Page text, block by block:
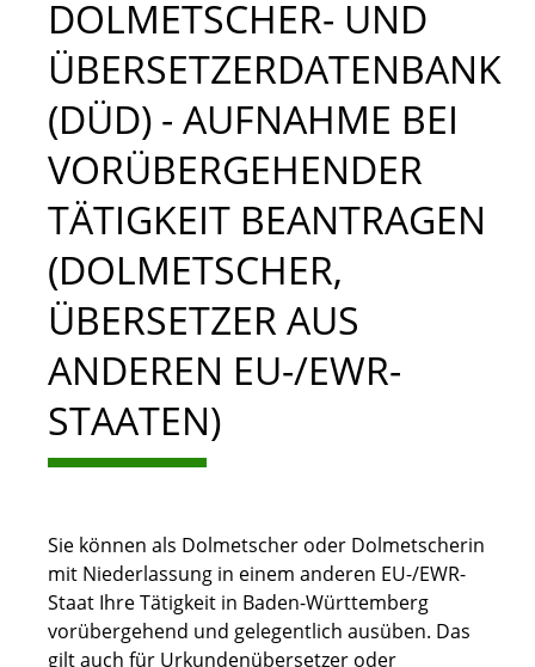
DOLMETSCHER- UND
ÜBERSETZERDATENBANK
(DÜD) - AUFNAHME BEI
VORÜBERGEHENDER
TÄTIGKEIT BEANTRAGEN
(DOLMETSCHER,
ÜBERSETZER AUS
ANDEREN EU-/EWR-
STAATEN)
Sie können als Dolmetscher oder Dolmetscherin
mit Niederlassung in einem anderen EU-/EWR-
Staat Ihre Tätigkeit in Baden-Württemberg
vorübergehend und gelegentlich ausüben. Das
gilt auch für Urkundenübersetzer oder